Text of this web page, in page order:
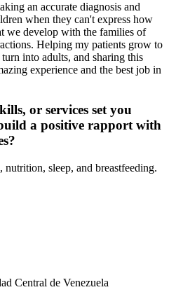
an accurate diagnosis and
when they can't express how
we develop with the families of
Helping my patients grow to
into adults, and sharing this
experience and the best job in
or services set you
a positive rapport with
nutrition, sleep, and breastfeeding.
Central de Venezuela